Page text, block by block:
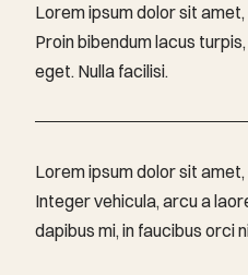
Lorem ipsum dolor sit
Proin bibendum lacus
eget. Nulla facilisi.
Lorem ipsum dolor sit
Integer vehicula, arcu a
dapibus mi, in faucibus orci